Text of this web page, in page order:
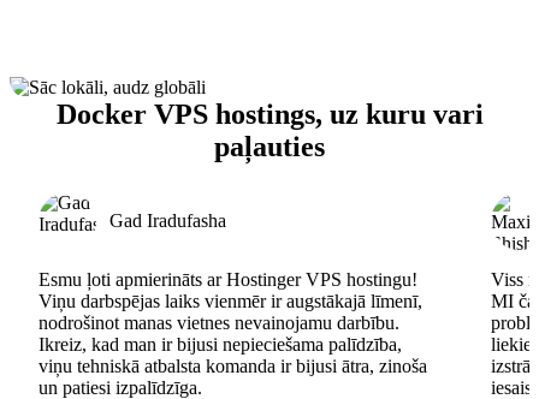
Docker VPS hostings, uz kuru vari
paļauties
Gad Iradufasha
Esmu ļoti apmierināts ar Hostinger VPS hostingu!
Viņu darbspējas laiks vienmēr ir augstākajā līmenī,
nodrošinot manas vietnes nevainojamu darbību.
Ikreiz, kad man ir bijusi nepieciešama palīdzība,
viņu tehniskā atbalsta komanda ir bijusi ātra, zinoša
un patiesi izpalīdzīga.
Viss
MI